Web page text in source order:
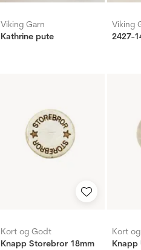
Viking Garn
Kathrine pute
Viking
2427-
Kort og Godt
Knapp Storebror 18mm
Kort
Knapp